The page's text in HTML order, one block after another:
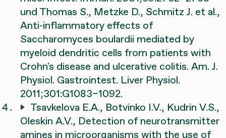
und Thomas S., Metzke D., Schmitz J. et al.,
Anti-inflammatory effects of
Saccharomyces boulardii mediated by
myeloid dendritic cells from patients with
Crohn's disease and ulcerative colitis. Am. J.
Physiol. Gastrointest. Liver Physiol.
2011;301:G1083–1092.
Tsavkelova E.A., Botvinko I.V., Kudrin V.S.,
Oleskin A.V., Detection of neurotransmitter
amines in microorganisms with the use of